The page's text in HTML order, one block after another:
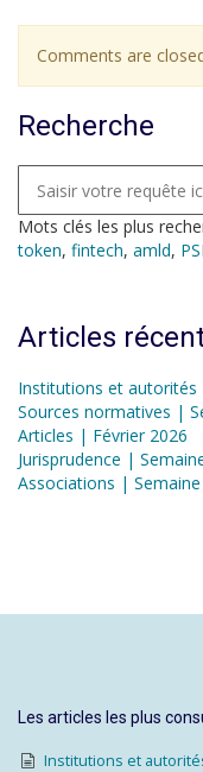
Comments are
Recherche
Mots clés les plus
token, fintech, amld,
Articles
Institutions et autorités
Sources normatives |
Articles | Février 2026
Jurisprudence |
Associations |
Les articles les plus
Institutions et